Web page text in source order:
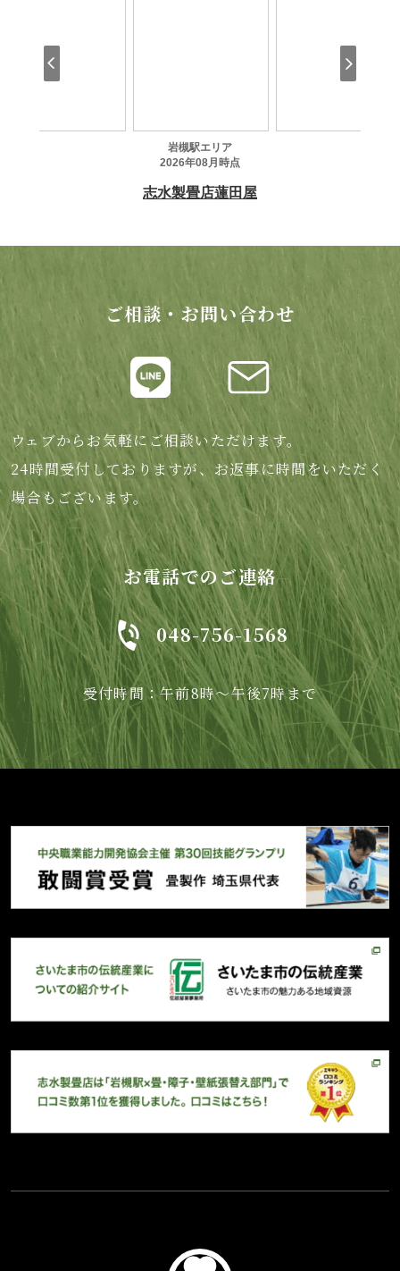
ご相談・お問い合わせ
ウェブからお気軽にご相談いただけます。
24時間受付しておりますが、お返事に時間をいただく
場合もございます。
お電話でのご連絡
048-756-1568
受付時間：午前8時～午後7時まで